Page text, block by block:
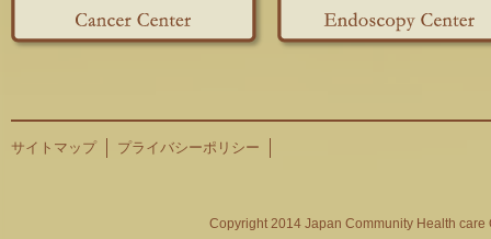
サイトマップ プライバシーポリシー
Copyright 2014 Japan Community Health